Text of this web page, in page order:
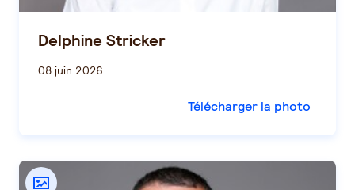
Delphine Stricker
08 juin 2026
Télécharger la photo